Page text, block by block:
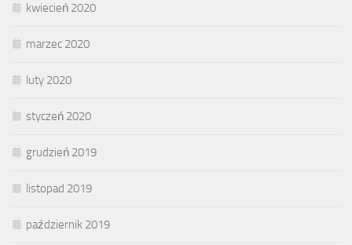
kwiecień 2020
marzec 2020
luty 2020
styczeń 2020
grudzień 2019
listopad 2019
październik 2019